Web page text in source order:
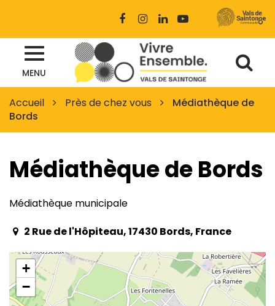
Lien
compte
Facebook
Lien
le
compte
Instagram
Lien
le
compte
Linkedin
chaîne
Youtube
MENU Site
officiel
des
Vals
Saintonge
à
la
Accueil Près de chez vous
Médiathèque de
Bords
Médiathèque de Bords
Médiathèque municipale
2 Rue de l'Hôpiteau, 17430 Bords, France
+
−